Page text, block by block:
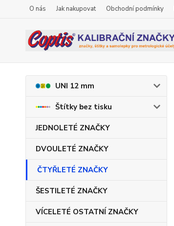
O nás Jak nakupovat Obchodní podmínky
UNI 12 mm
Štítky bez tisku
JEDNOLETÉ ZNAČKY
DVOULETÉ ZNAČKY
ČTYŘLETÉ ZNAČKY
ŠESTILETÉ ZNAČKY
VÍCELETÉ OSTATNÍ ZNAČKY